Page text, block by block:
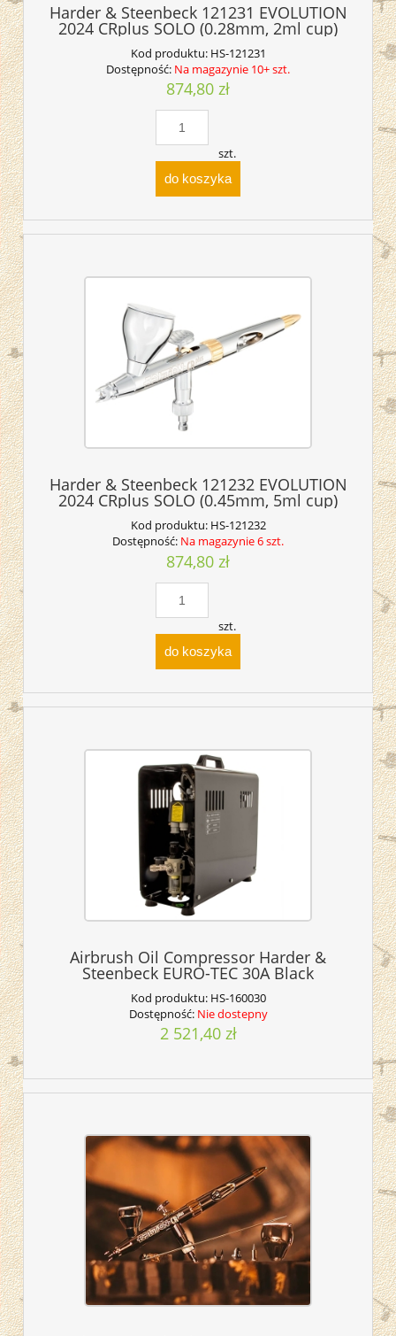
Harder & Steenbeck 121231 EVOLUTION
2024 CRplus SOLO (0.28mm, 2ml cup)
Kod produktu: HS-121231
Dostępność: Na magazynie 10+ szt.
874,80 zł
szt.
do koszyka
Harder & Steenbeck 121232 EVOLUTION
2024 CRplus SOLO (0.45mm, 5ml cup)
Kod produktu: HS-121232
Dostępność: Na magazynie 6 szt.
874,80 zł
szt.
do koszyka
Airbrush Oil Compressor Harder &
Steenbeck EURO-TEC 30A Black
Kod produktu: HS-160030
Dostępność: Nie dostepny
2 521,40 zł